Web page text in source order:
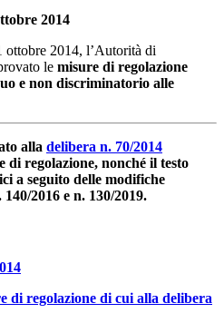
2014
ottobre 2014, l’Autorità di
le misure di regolazione
e non discriminatorio alle
alla delibera n. 70/2014
di regolazione, nonché il testo
a seguito delle modifiche
2016 e n. 130/2019.
di regolazione di cui alla delibera